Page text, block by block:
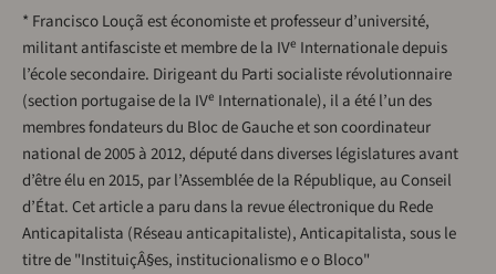
* Francisco Louçã est économiste et professeur d’université,
militant antifasciste et membre de la IVe Internationale depuis
l’école secondaire. Dirigeant du Parti socialiste révolutionnaire
(section portugaise de la IVe Internationale), il a été l’un des
membres fondateurs du Bloc de Gauche et son coordinateur
national de 2005 à 2012, député dans diverses législatures avant
d’être élu en 2015, par l’Assemblée de la République, au Conseil
d’État. Cet article a paru dans la revue électronique du Rede
Anticapitalista (Réseau anticapitaliste), Anticapitalista, sous le
titre de "InstituiçÂ§es, institucionalismo e o Bloco"